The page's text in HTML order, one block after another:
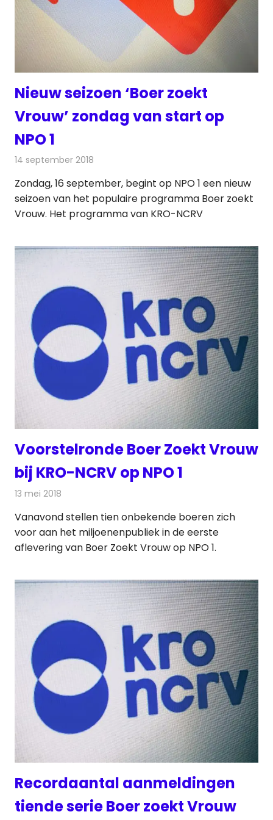
Nieuw seizoen ‘Boer zoekt
Vrouw’ zondag van start op
NPO 1
14 september 2018
Zondag, 16 september, begint op NPO 1 een nieuw
seizoen van het populaire programma Boer zoekt
Vrouw. Het programma van KRO-NCRV
Voorstelronde Boer Zoekt Vrouw
bij KRO-NCRV op NPO 1
13 mei 2018
Vanavond stellen tien onbekende boeren zich
voor aan het miljoenenpubliek in de eerste
aflevering van Boer Zoekt Vrouw op NPO 1.
Recordaantal aanmeldingen
tiende serie Boer zoekt Vrouw